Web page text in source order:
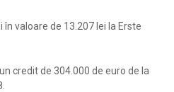
valoare de 13.207 lei la Erste
credit de 304.000 de euro de la